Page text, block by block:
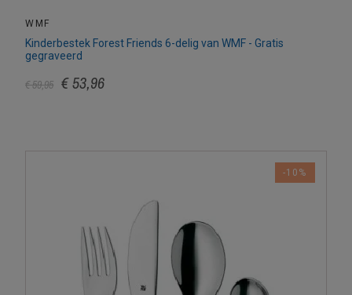
WMF
Kinderbestek Forest Friends 6-delig van WMF - Gratis
gegraveerd
€ 59,95 € 53,96
-10%